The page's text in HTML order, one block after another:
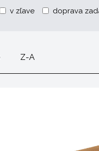
v zľave doprava
Z-A